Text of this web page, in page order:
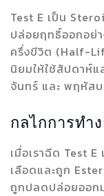
Test E เป็น
ปล่อยฤทธิ์ออกอย่
ครึ่งขีวิต (Half-
นิยมให้ใช้สัปดาห์
จันทร์ และ พฤหัส
กลไกการทำ
เมื่อเราฉีด Test E
เลือดและถูก
ถูกปลดปล่อยออก